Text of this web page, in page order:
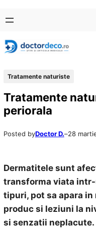
conținut
content
Tratamente naturiste
Tratamente
periorala
Posted byDoctor D.–28
Dermatitele sunt
transforma viata intr-
tipuri, pot sa apara
produc si leziuni la
si senzatii neplacute.